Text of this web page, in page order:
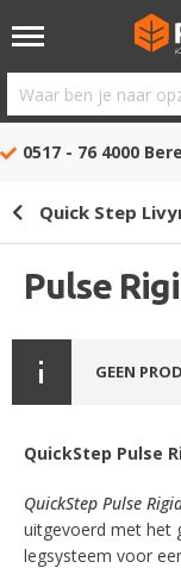
Waar
ben
opzoek?
0517 - 76 4000
Quick Step
Pulse
GEEN
QuickStep Pulse
QuickStep Pulse
uitgevoerd met het
legsysteem voor